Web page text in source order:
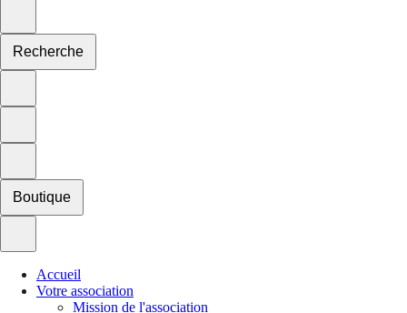
Recherche
Boutique
Accueil
Votre association
Mission de l'association